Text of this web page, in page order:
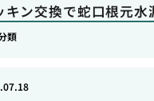
キン交換で蛇口根元水
類